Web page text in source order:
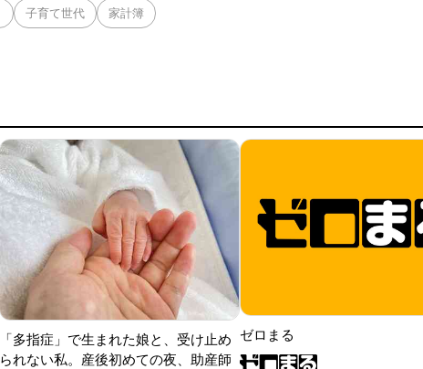
子育て世代 家計簿
「多指症」で生まれた娘と、受け止め
られない私。産後初めての夜、助産師
ゼロまる